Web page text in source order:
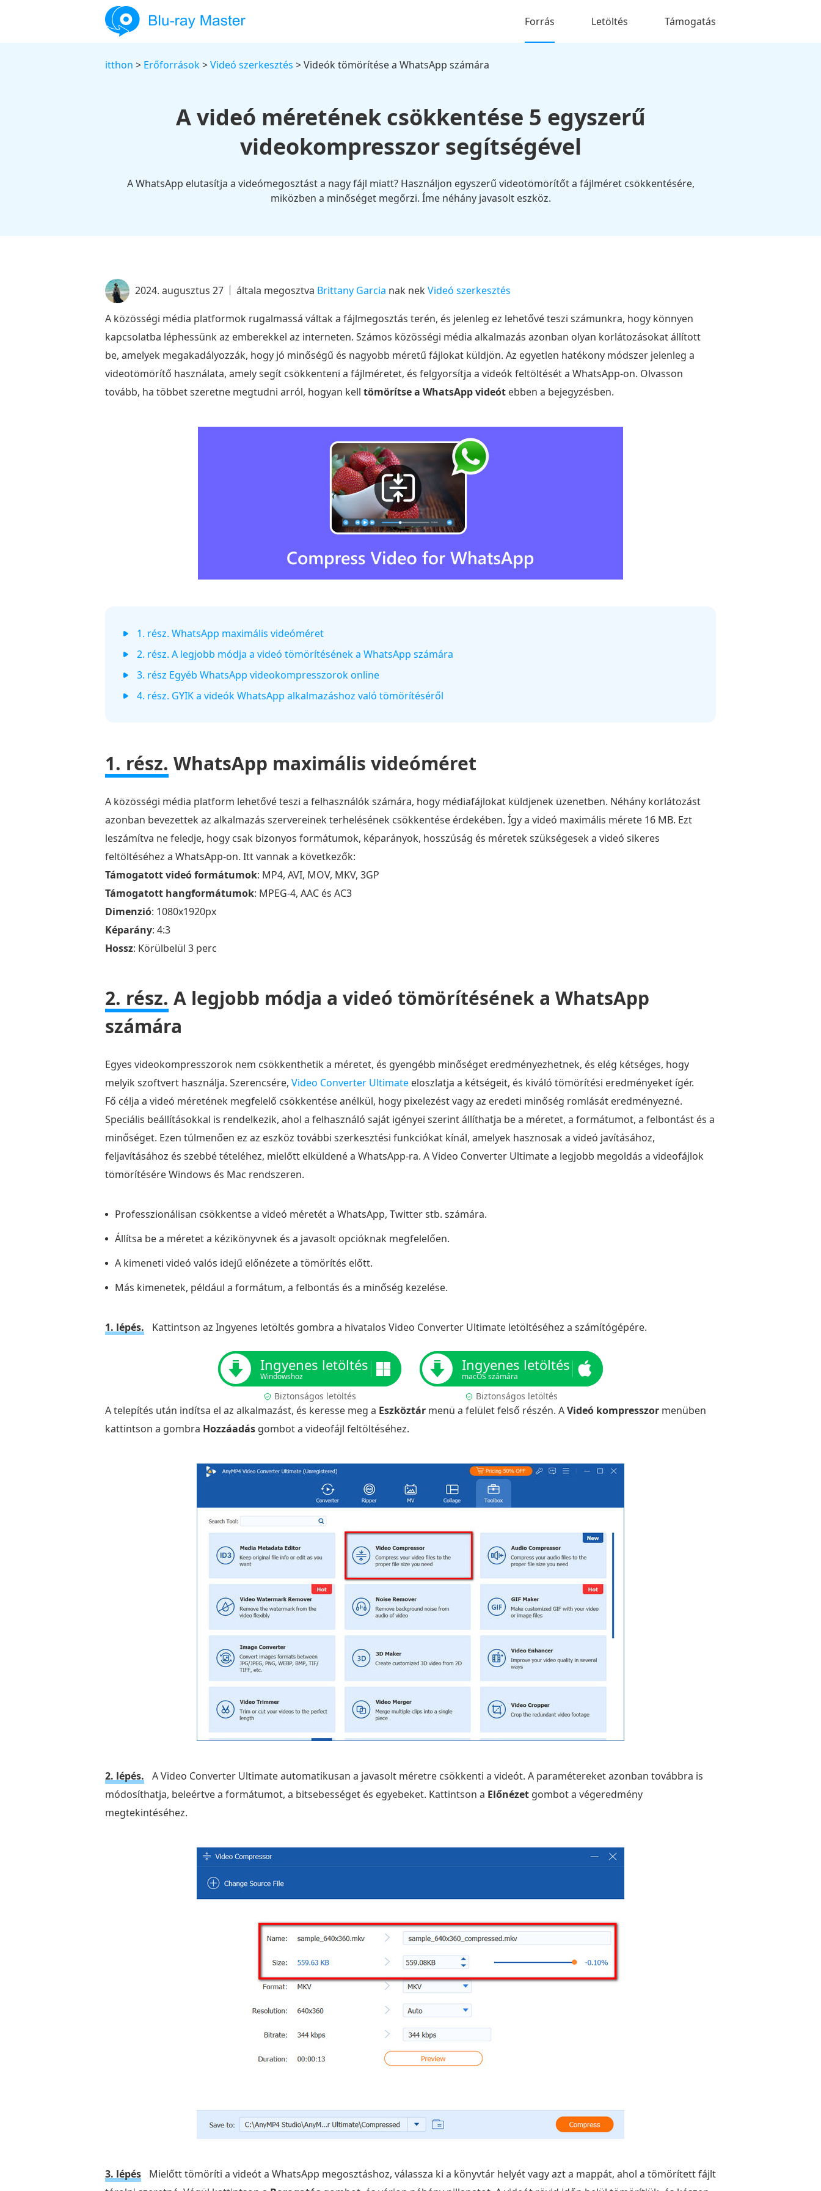
Forrás Letöltés Támogatás
itthon > Erőforrások>Videó szerkesztés > Videók tömörítése a WhatsApp számára
A videó méretének csökkentése 5 egyszerű
videokompresszor segítségével
A WhatsApp elutasítja a videómegosztást a nagy fájl miatt? Használjon egyszerű videotömörítőt a fájlméret csökkentésére,
miközben a minőséget megőrzi. Íme néhány javasolt eszköz.
2024. augusztus 27 általa megosztva Brittany Garcia nak nekVideó szerkesztés
A közösségi média platformok rugalmassá váltak a fájlmegosztás terén, és jelenleg ez lehetővé teszi számunkra, hogy könnyen
kapcsolatba léphessünk az emberekkel az interneten. Számos közösségi média alkalmazás azonban olyan korlátozásokat állított
be, amelyek megakadályozzák, hogy jó minőségű és nagyobb méretű fájlokat küldjön. Az egyetlen hatékony módszer jelenleg a
videotömörítő használata, amely segít csökkenteni a fájlméretet, és felgyorsítja a videók feltöltését a WhatsApp-on. Olvasson
tovább, ha többet szeretne megtudni arról, hogyan kell tömörítse a WhatsApp videót ebben a bejegyzésben.
1. rész. WhatsApp maximális videóméret
2. rész. A legjobb módja a videó tömörítésének a WhatsApp számára
3. rész Egyéb WhatsApp videokompresszorok online
4. rész. GYIK a videók WhatsApp alkalmazáshoz való tömörítéséről
1. rész. WhatsApp maximális videóméret
A közösségi média platform lehetővé teszi a felhasználók számára, hogy médiafájlokat küldjenek üzenetben. Néhány korlátozást
azonban bevezettek az alkalmazás szervereinek terhelésének csökkentése érdekében. Így a videó maximális mérete 16 MB. Ezt
leszámítva ne feledje, hogy csak bizonyos formátumok, képarányok, hosszúság és méretek szükségesek a videó sikeres
feltöltéséhez a WhatsApp-on. Itt vannak a következők:
Támogatott videó formátumok: MP4, AVI, MOV, MKV, 3GP
Támogatott hangformátumok: MPEG-4, AAC és AC3
Dimenzió: 1080x1920px
Képarány: 4:3
Hossz: Körülbelül 3 perc
2. rész. A legjobb módja a videó tömörítésének a WhatsApp
számára
Egyes videokompresszorok nem csökkenthetik a méretet, és gyengébb minőséget eredményezhetnek, és elég kétséges, hogy
melyik szoftvert használja. Szerencsére, Video Converter Ultimate eloszlatja a kétségeit, és kiváló tömörítési eredményeket ígér.
Fő célja a videó méretének megfelelő csökkentése anélkül, hogy pixelezést vagy az eredeti minőség romlását eredményezné.
Speciális beállításokkal is rendelkezik, ahol a felhasználó saját igényei szerint állíthatja be a méretet, a formátumot, a felbontást és a
minőséget. Ezen túlmenően ez az eszköz további szerkesztési funkciókat kínál, amelyek hasznosak a videó javításához,
feljavításához és szebbé tételéhez, mielőtt elküldené a WhatsApp-ra. A Video Converter Ultimate a legjobb megoldás a videofájlok
tömörítésére Windows és Mac rendszeren.
Professzionálisan csökkentse a videó méretét a WhatsApp, Twitter stb. számára.
Állítsa be a méretet a kézikönyvnek és a javasolt opcióknak megfelelően.
A kimeneti videó valós idejű előnézete a tömörítés előtt.
Más kimenetek, például a formátum, a felbontás és a minőség kezelése.
1. lépés. Kattintson az Ingyenes letöltés gombra a hivatalos Video Converter Ultimate letöltéséhez a számítógépére.
Ingyenes letöltés
Windowshoz
Biztonságos letöltés
Ingyenes letöltés
macOS számára
Biztonságos letöltés
A telepítés után indítsa el az alkalmazást, és keresse meg a Eszköztár menü a felület felső részén. AVideó kompresszor menüben
kattintson a gombra Hozzáadás gombot a videofájl feltöltéséhez.
2. lépés.
A Video Converter Ultimate automatikusan a javasolt méretre csökkenti a videót. A paramétereket azonban továbbra is
módosíthatja, beleértve a formátumot, a bitsebességet és egyebeket. Kattintson a Előnézet gombot a végeredmény
megtekintéséhez.
3. lépés
Mielőtt tömöríti a videót a WhatsApp megosztáshoz, válassza ki a könyvtár helyét vagy azt a mappát, ahol a tömörített fájlt